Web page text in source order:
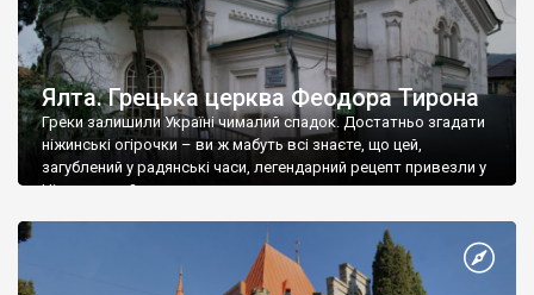
Ялта. Грецька церква Феодора Тирона
Греки залишили Україні чималий спадок. Достатньо згадати
ніжинські огірочки – ви ж мабуть всі знаєте, що цей,
загублений у радянські часи, легендарний рецепт привезли у
Ніжин греки?